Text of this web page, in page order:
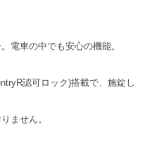
電車の中でも安心の機能。
認可ロック)搭載で、施錠し
ません。